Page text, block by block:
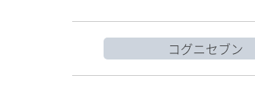
コグニセブン